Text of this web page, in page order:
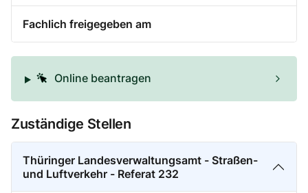
Fachlich freigegeben am
Online beantragen
Zuständige Stellen
Thüringer Landesverwaltungsamt - Straßen-
und Luftverkehr - Referat 232